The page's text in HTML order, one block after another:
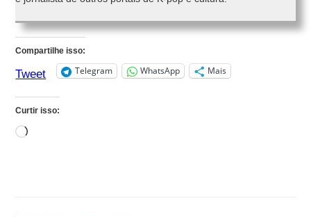
Compartilhe isso:
Tweet Telegram WhatsApp Mais
Curtir isso:
Carregando...